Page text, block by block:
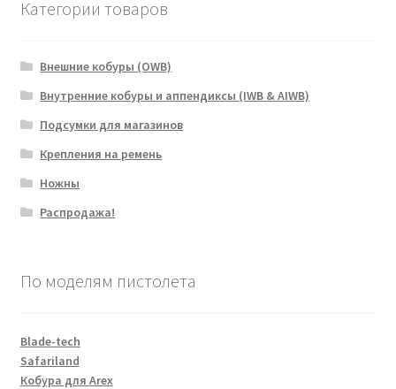
Категории товаров
Внешние кобуры (OWB)
Внутренние кобуры и аппендиксы (IWB & AIWB)
Подсумки для магазинов
Крепления на ремень
Ножны
Распродажа!
По моделям пистолета
Blade-tech
Safariland
Кобура для Arex